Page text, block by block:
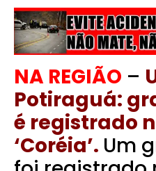
NA REGIÃO –
Potiraguá:
é registrado
‘Coréia’. Um